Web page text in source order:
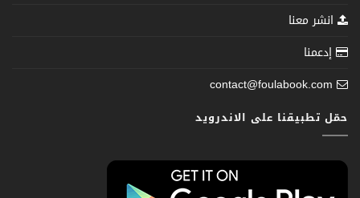
انشر معنا
إدعمنا
contact@foulabook.com
حمّل تطبيقنا على الاندرويد